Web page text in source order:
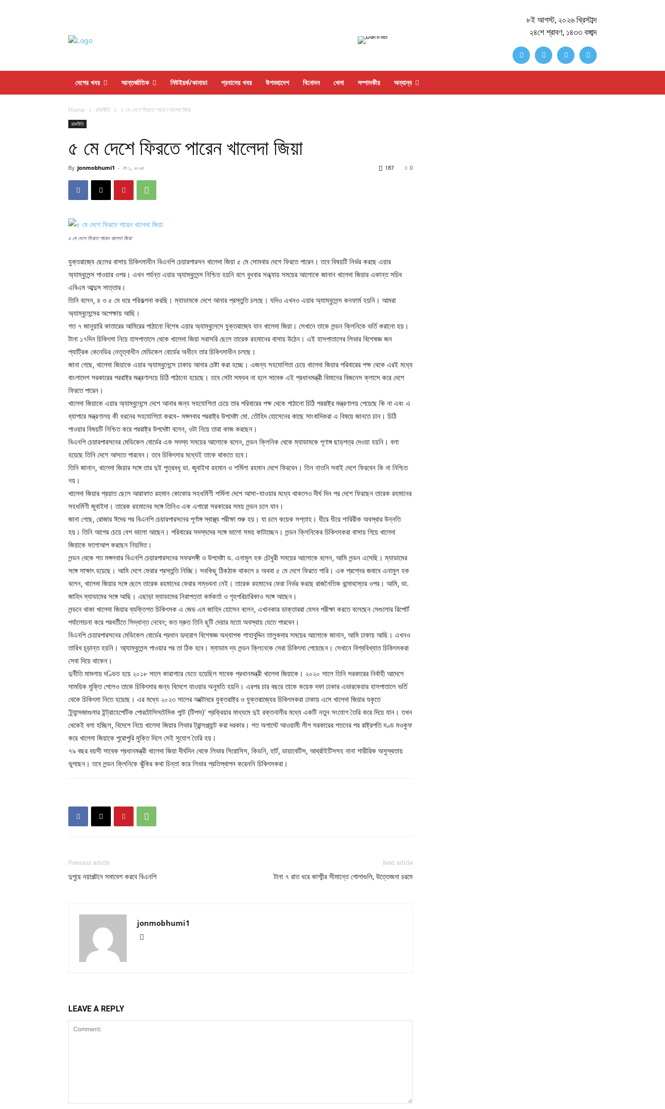
৮ই আগস্ট, ২০২৬ খ্রিস্টাব্দ
২৪শে শ্রাবণ, ১৪৩৩ বঙ্গাব্দ
দেশের খবর আন্তর্জাতিক নিউইয়র্ক/কানাডা প্রবাসের খবর উপমহাদেশ বিনোদন খেলা সম্পাদকীয় অন্যান্য
Home রাজনীতি ৫ মে দেশে ফিরতে পারেন খালেদা জিয়া
রাজনীতি
৫ মে দেশে ফিরতে পারেন খালেদা জিয়া
By jonmobhumi1 - মে ১, ২০২৫ 0
187
৫ মে দেশে ফিরতে পারেন খালেদা জিয়া
যুক্তরাজ্যে ছেলের বাসায় চিকিৎসাধীন বিএনপি চেয়ারপারসন খালেদা জিয়া ৫ মে সোমবার দেশে ফিরতে পারেন। তবে বিষয়টি নির্ভর করছে এয়ার
অ্যাম্বুলেন্স পাওয়ার ওপর। এখন পর্যন্ত এয়ার অ্যাম্বুলেন্স নিশ্চিত হয়নি বলে বুধবার সন্ধ্যায় সময়ের আলোকে জানান খালেদা জিয়ার একান্ত সচিব
এবিএম আব্দুস সাত্তার।
তিনি বলেন, ৪ ও ৫ মে ধরে পরিকল্পনা করছি। ম্যাডামকে দেশে আনার প্রস্তুতি চলছে। যদিও এখনও এয়ার অ্যাম্বুলেন্স কনফার্ম হয়নি। আমরা
অ্যাম্বুলেন্সের অপেক্ষায় আছি।
গত ৭ জানুয়ারি কাতারের আমিরের পাঠানো বিশেষ এয়ার অ্যাম্বুলেসে যুক্তরাজ্যে যান খালেদা জিয়া। সেখানে তাকে লন্ডন ক্লিনিকে ভর্তি করানো হয়।
টানা ১৭দিন চিকিৎসা নিয়ে হাসপাতালে থেকে খালেদা জিয়া সরাসরি ছেলে তারেক রহমানের বাসায় উঠেন। এই হাসপাতালের লিভার বিশেষজ্ঞ জন
প্যাট্রিক কেনেডির নেতৃত্বাধীন মেডিকেল বোর্ডের অধীনে তার চিকিৎসাধীন চলছে।
জানা গেছে, খালেদা জিয়াকে এয়ার অ্যাম্বুলেন্সে ঢাকায় আনার চেষ্টা করা হচ্ছে। এজন্য সহযোগিতা চেয়ে খালেদা জিয়ার পরিবারের পক্ষ থেকে এরই মধ্যে
বাংলাদেশ সরকারের পররাষ্ট্র মন্ত্রণালয়ে চিঠি পাঠানো হয়েছে। তবে সেটা সম্ভব না হলে সাবেক এই প্রধানমন্ত্রী বিমানের বিজনেস ক্লাসে করে দেশে
ফিরতে পারেন।
খালেদা জিয়াকে এয়ার অ্যাম্বুলেন্সে দেশে আনার জন্য সহযোগিতা চেয়ে তার পরিবারের পক্ষ থেকে পাঠানো চিঠি পররাষ্ট্র মন্ত্রণালয় পেয়েছে কি না এবং এ
ব্যাপারে মন্ত্রণালয় কী ধরনের সহযোগিতা করবে- মঙ্গলবার পররাষ্ট্র উপদেষ্টা মো. তৌহিদ হোসেনের কাছে সাংবাদিকরা এ বিষয়ে জানতে চান। চিঠি
পাওয়ার বিষয়টি নিশ্চিত করে পররাষ্ট্র উপদেষ্টা বলেন, ওটা নিয়ে তারা কাজ করছেন।
বিএনপি চেয়ারপারসনের মেডিকেল বোর্ডের এক সদস্য সময়ের আলোকে বলেন, লন্ডন ক্লিনিক থেকে ম্যাডামকে পূণাঙ্গ ছাড়পত্র দেওয়া হয়নি। বলা
হয়েছে তিনি দেশে আসতে পারবেন। তবে চিকিৎসার মধ্যেই তাকে থাকতে হবে।
তিনি জানান, খালেদা জিয়ার সঙ্গে তার দুই পুত্রবধূ ডা. জুবাইদা রহমান ও শর্মিলা রহমান দেশে ফিরবেন। তিন নাতনি সবাই দেশে ফিরবেন কি না নিশ্চিত
নয়।
খালেদা জিয়ার প্রয়াত ছেলে আরাফাত রহমান কোকোর সহধর্মিণী শর্মিলা দেশে আসা-যাওয়ার মধ্যে থাকলেও দীর্ঘ দিন পর দেশে ফিরছেন তারেক রহমানের
সহধর্মিণী জুবাইদা। তারেক রহমানের সঙ্গে তিনিও এক এগারো সরকারের সময় লন্ডন চলে যান।
জানা গেছে, রোজার ঈদের পর বিএনপি চেয়ারপারসনের পূর্ণাঙ্গ স্বাস্থ্য পরীক্ষা শুরু হয়। যা চলে কয়েক সপ্তাহ। ধীরে ধীরে শারিরীক অবস্থার উন্নতি
হয়। তিনি আগের চেয়ে বেশ ভালো আছেন। পরিবারের সদস্যদের সঙ্গে ভালো সময় কাটাচ্ছেন। লন্ডন ক্লিনিকের চিকিৎসকরা বাসায় গিয়ে খালেদা
জিয়াকে ফলোআপ করছেন নিয়মিত।
লন্ডন থেকে গত মঙ্গলবার বিএনপি চেয়ারপারসনের সফরসঙ্গী ও উপদেষ্টা ড. এনামুল হক চৌধুরী সময়ের আলোকে বলেন, আমি লন্ডন এসেছি। ম্যাডামের
সঙ্গে সাক্ষাৎ হয়েছে। আমি দেশে ফেরার প্রস্তুতি নিচ্ছি। সবকিছু ঠিকঠাক থাকলে ৪ অথবা ৫ মে দেশে ফিরতে পারি। এক প্রশ্নের জবাবে এনামুল হক
বলেন, খালেদা জিয়ার সঙ্গে ছেলে তারেক রহমানের ফেরার সম্ভবনা নেই। তারেক রহমানের ফেরা নির্ভর করছে রাজনৈতিক বন্দোবস্তের ওপর। আমি, ডা.
জাহিদ ম্যাডামের সঙ্গে আছি। এছাড়া ম্যাডামের নিরাপত্তা কর্মকর্তা ও গৃহপরিচারিকাও সঙ্গে আছেন।
লন্ডনে থাকা খালেদা জিয়ার ব্যক্তিগত চিকিৎসক এ জেড এম জাহিদ হোসেন বলেন, এখানকার ডাক্তাররা যেসব পরীক্ষা করতে বলেছেন সেগুলোর রিপোর্ট
পর্যালোচনা করে পরবর্তীতে সিদ্ধান্ত নেবেন; কত দ্রুত তিনি ছুটি দেয়ার মতো অবস্থায় যেতে পারবেন।
বিএনপি চেয়ারপারসনের মেডিকেল বোর্ডের প্রধান হৃদরোগ বিশেষজ্ঞ অধ্যাপক শাহাবুদ্দিন তালুকদার সময়ের আলোকে জানান, আমি ঢাকায় আছি। এখনও
তারিখ চূড়ান্ত হয়নি। আ্যাম্বুলেন্স পাওয়ার পর তা ঠিক হবে। ম্যাডাম দ্য লন্ডন ক্লিনেকে সেরা চিকিৎসা পেয়েছেন। সেখানে বিশ্ববিখ্যাত চিকিৎসকরা
সেবা দিয়ে থাকেন।
দুর্নীতি মামলায় দণ্ডিত হয়ে ২০১৮ সালে কারাগারে যেতে হয়েছিল সাবেক প্রধানমন্ত্রী খালেদা জিয়াকে। ২০২০ সালে তিনি সরকারের নির্বাহী আদেশে
সাময়িক মুক্তি পেলেও তাকে চিকিৎসার জন্য বিদেশে যাওয়ার অনুমতি হয়নি। এরপর চার বছরে তাকে কয়েক দফা ঢাকার এভারকেয়ার হাসপাতালে ভর্তি
থেকে চিকিৎসা নিতে হয়েছে। এর মধ্যে ২০২৩ সালের অক্টোবরে যুক্তরাষ্ট্র ও যুক্তরাজ্যের চিকিৎসকরা ঢাকায় এসে খালেদা জিয়ার যকৃতে
‘ট্র্যান্সজাগুলার ইন্ট্রাহেপেটিক পোরটোসিসটেমিক শান্ট (টিপস)’ প্রক্রিয়ার মাধ্যমে দুই রক্তনালীর মধ্যে একটি নতুন সংযোগ তৈরি করে দিয়ে যান। তখন
থেকেই বলা হচ্ছিল, বিদেশে নিয়ে খালেদা জিয়ার লিভার ট্রান্সপ্ল্যান্ট করা দরকার। গত অগাস্টে আওয়ামী লীগ সরকারের পতনের পর রাষ্ট্রপতি দণ্ড মওকুফ
করে খালেদা জিয়াকে পুরোপুরি মুক্তি দিলে সেই সুযোগ তৈরি হয়।
৭৯ বছর বয়সী সাবেক প্রধানমন্ত্রী খালেদা জিয়া দীর্ঘদিন থেকে লিভার সিরোসিস, কিডনি, হার্ট, ডায়াবেটিস, আর্থ্রাইটিসসহ নানা শারীরিক অসুস্থতায়
ভুগছেন। তবে লন্ডন ক্লিনিকে ঝুঁকির কথা চিন্তা করে লিভার প্রতিস্থাপন করেননি চিকিৎসকরা।
Previous article
দুপুরে নয়াপল্টনে সমাবেশ করবে বিএনপি
Next article
টানা ৭ রাত ধরে কাশ্মীর সীমান্তে গোলাগুলি, উত্তেজনা চরমে
jonmobhumi1
LEAVE A REPLY